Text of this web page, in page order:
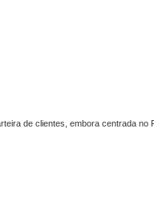
de clientes, embora centrada